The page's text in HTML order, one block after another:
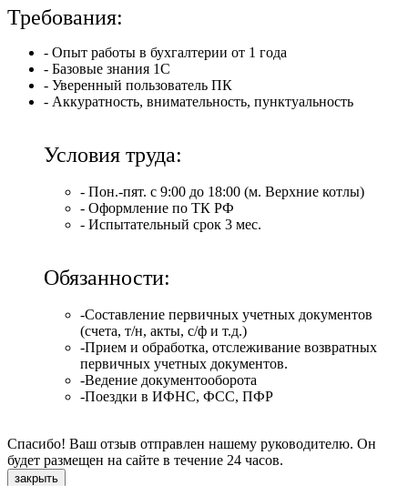
Требования:
- Опыт работы в бухгалтерии от 1 года
- Базовые знания 1С
- Уверенный пользователь ПК
- Аккуратность, внимательность, пунктуальность
Условия труда:
- Пон.-пят. с 9:00 до 18:00 (м. Верхние котлы)
- Оформление по ТК РФ
- Испытательный срок 3 мес.
Обязанности:
-Составление первичных учетных документов
(счета, т/н, акты, с/ф и т.д.)
-Прием и обработка, отслеживание возвратных
первичных учетных документов.
-Ведение документооборота
-Поездки в ИФНС, ФСС, ПФР
Спасибо! Ваш отзыв отправлен нашему руководителю. Он
будет размещен на сайте в течение 24 часов.
закрыть